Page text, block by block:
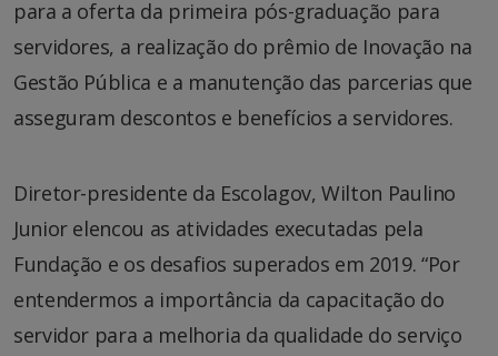
para a oferta da primeira pós-graduação para
servidores, a realização do prêmio de Inovação na
Gestão Pública e a manutenção das parcerias que
asseguram descontos e benefícios a servidores.
Diretor-presidente da Escolagov, Wilton Paulino
Junior elencou as atividades executadas pela
Fundação e os desafios superados em 2019. “Por
entendermos a importância da capacitação do
servidor para a melhoria da qualidade do serviço